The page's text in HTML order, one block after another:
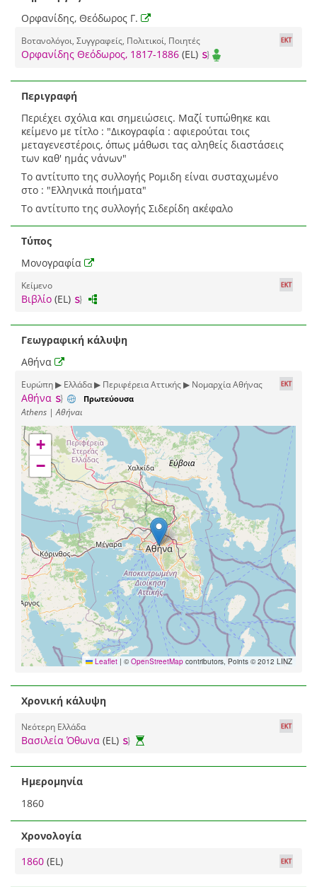
Ορφανίδης, Θεόδωρος Γ.
Βοτανολόγοι, Συγγραφείς, Πολιτικοί, Ποιητές
Ορφανίδης Θεόδωρος, 1817-1886 (EL)
Περιγραφή
Περιέχει σχόλια και σημειώσεις. Μαζί τυπώθηκε και
κείμενο με τίτλο : "Δικογραφία : αφιερούται τοις
μεταγενεστέροις, όπως μάθωσι τας αληθείς διαστάσεις
των καθ' ημάς νάνων"
Το αντίτυπο της συλλογής Ροµιδη είναι συσταχωμένο
στο : "Ελληνικά ποιήματα"
Το αντίτυπο της συλλογής Σιδερίδη ακέφαλο
Τύπος
Μονογραφία
Κείμενο
Βιβλίο (EL)
Γεωγραφική κάλυψη
Αθήνα
Ευρώπη ▶ Ελλάδα ▶ Περιφέρεια Αττικής ▶ Νομαρχία Αθήνας
Αθήνα Πρωτεύουσα
Athens | Αθήναι
+
−
Leaflet | © OpenStreetMap contributors, Points © 2012 LINZ
Χρονική κάλυψη
Νεότερη Ελλάδα
Βασιλεία Όθωνα (EL)
Ημερομηνία
1860
Χρονολογία
1860 (EL)